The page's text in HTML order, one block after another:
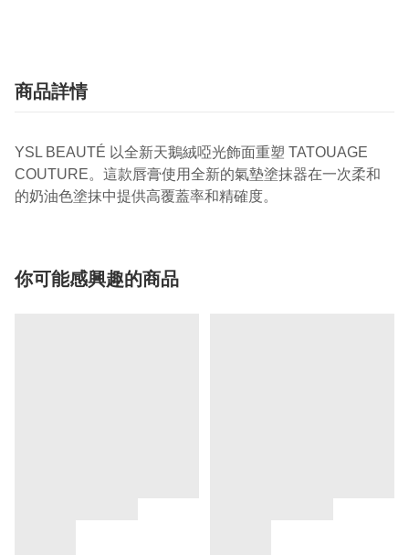
商品詳情
YSL BEAUTÉ 以全新天鵝絨啞光飾面重塑 TATOUAGE
COUTURE。這款唇膏使用全新的氣墊塗抹器在一次柔和
的奶油色塗抹中提供高覆蓋率和精確度。
你可能感興趣的商品